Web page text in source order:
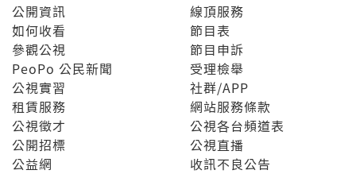
公開資訊
如何收看
參觀公視
PeoPo 公民新聞
公視實習
租賃服務
公視徵才
公開招標
公益網
線頂服務
節目表
節目申訴
受理檢舉
社群/APP
網站服務條款
公視各台頻道表
公視直播
收訊不良公告